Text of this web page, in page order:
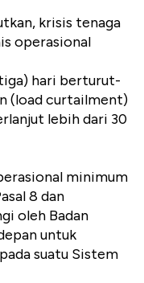
krisis tenaga
operasional
hari berturut-
(load curtailment)
lebih dari 30
minimum
8 dan
oleh Badan
untuk
suatu Sistem